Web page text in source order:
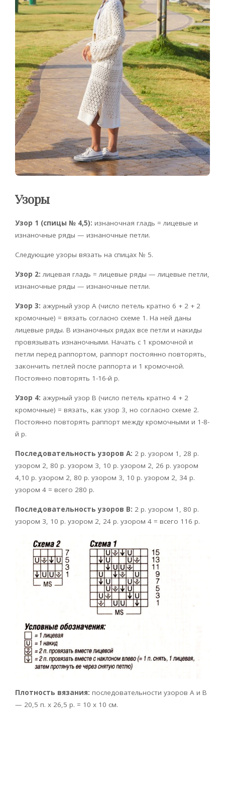
Узоры
Узор 1 (спицы № 4,5): изнаночная гладь = лицевые и
изнаночные ряды — изнаночные петли.
Следующие узоры вязать на спицах № 5.
Узор 2: лицевая гладь = лицевые ряды — лицевые петли,
изнаночные ряды — изнаночные петли.
Узор 3: ажурный узор А (число петель кратно 6 + 2 + 2
кромочные) = вязать согласно схеме 1. На ней даны
лицевые ряды. В изнаночных рядах все петли и накиды
провязывать изнаночными. Начать с 1 кромочной и
петли перед раппортом, раппорт постоянно повторять,
закончить петлей после раппорта и 1 кромочной.
Постоянно повторять 1-16-й р.
Узор 4: ажурный узор В (число петель кратно 4 + 2
кромочные) = вязать, как узор 3, но согласно схеме 2.
Постоянно повторять раппорт между кромочными и 1-8-
й р.
Последовательность узоров А: 2 р. узором 1, 28 р.
узором 2, 80 р. узором 3, 10 р. узором 2, 26 р. узором
4,10 р. узором 2, 80 р. узором 3, 10 р. узором 2, 34 р.
узором 4 = всего 280 р.
Последовательность узоров В: 2 р. узором 1, 80 р.
узором 3, 10 р. узором 2, 24 р. узором 4 = всего 116 р.
Плотность вязания: последовательности узоров А и В
— 20,5 п. х 26,5 р. = 10 x 10 см.